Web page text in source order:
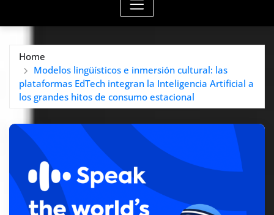
Home
Modelos lingüísticos e inmersión cultural: las
plataformas EdTech integran la Inteligencia Artificial a
los grandes hitos de consumo estacional